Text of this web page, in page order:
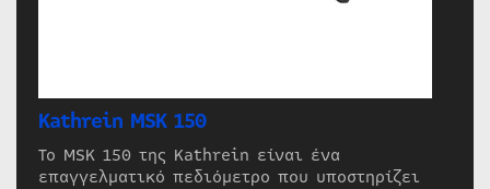
Kathrein MSK 150
Το MSK 150 της Kathrein είναι ένα
επαγγελματικό πεδιόμετρο που υποστηρίζει